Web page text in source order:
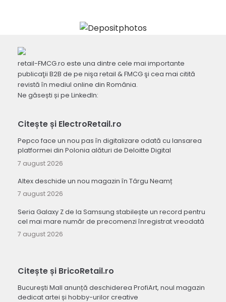
retail-FMCG.ro este una dintre cele mai importante
publicaţii B2B de pe nişa retail & FMCG şi cea mai citită
revistă în mediul online din România.
Ne găsești și pe LinkedIn:
Citește și ElectroRetail.ro
Pepco face un nou pas în digitalizare odată cu lansarea
platformei din Polonia alături de Deloitte Digital
7 august 2026
Altex deschide un nou magazin în Târgu Neamț
7 august 2026
Seria Galaxy Z de la Samsung stabilește un record pentru
cel mai mare număr de precomenzi înregistrat vreodată
7 august 2026
Citește și BricoRetail.ro
București Mall anunță deschiderea ProfiArt, noul magazin
dedicat artei și hobby-urilor creative